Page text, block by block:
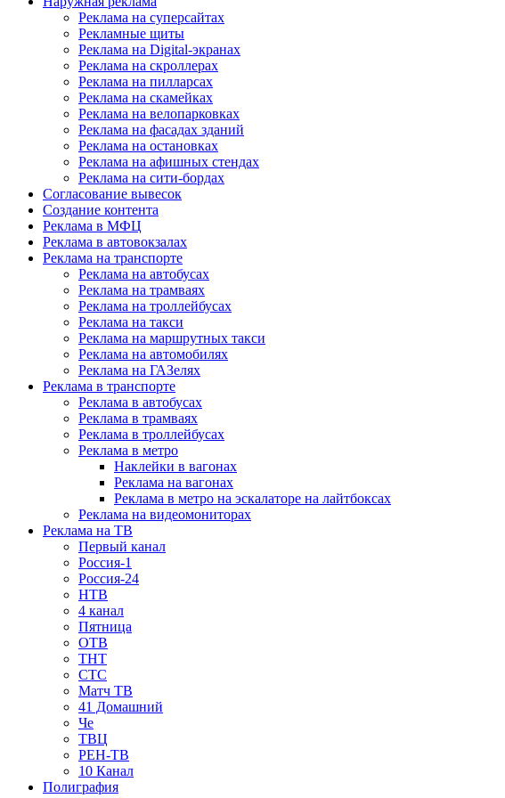
Реклама на суперсайтах
Рекламные щиты
Реклама на Digital-экранах
Реклама на скроллерах
Реклама на пилларсах
Реклама на скамейках
Реклама на велопарковках
Реклама на фасадах зданий
Реклама на остановках
Реклама на афишных стендах
Реклама на сити-бордах
Согласование вывесок
Создание контента
Реклама в МФЦ
Реклама в автовокзалах
Реклама на транспорте
Реклама на автобусах
Реклама на трамваях
Реклама на троллейбусах
Реклама на такси
Реклама на маршрутных такси
Реклама на автомобилях
Реклама на ГАЗелях
Реклама в транспорте
Реклама в автобусах
Реклама в трамваях
Реклама в троллейбусах
Реклама в метро
Наклейки в вагонах
Реклама на вагонах
Реклама в метро на эскалаторе на лайтбоксах
Реклама на видеомониторах
Реклама на ТВ
Первый канал
Россия-1
Россия-24
НТВ
4 канал
Пятница
ОТВ
ТНТ
СТС
Матч ТВ
41 Домашний
Че
ТВЦ
РЕН-ТВ
10 Канал
Полиграфия